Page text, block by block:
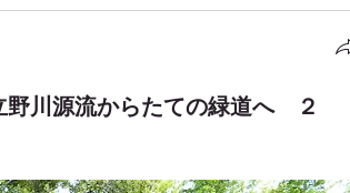
川源流からたての緑道へ ２